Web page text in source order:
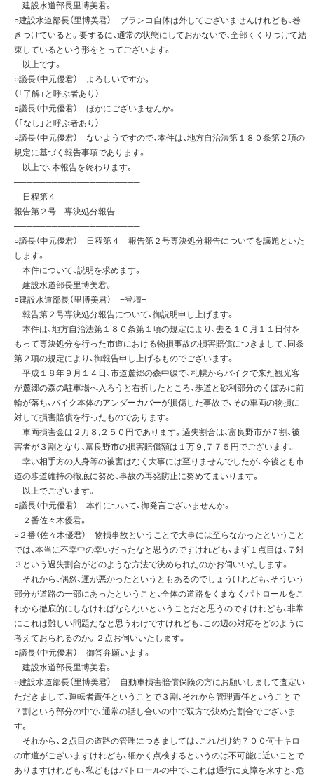
建設水道部長里博美君。
○建設水道部長（里博美君） ブランコ自体は外してございませんけれども、巻
きつけていると。要するに、通常の状態にしておかないで、全部くくりつけて結
束しているという形をとってございます。
以上です。
○議長（中元優君） よろしいですか。
（「了解」と呼ぶ者あり）
○議長（中元優君） ほかにございませんか。
（「なし」と呼ぶ者あり）
○議長（中元優君） ないようですので、本件は、地方自治法第１８０条第２項の
規定に基づく報告事項であります。
以上で、本報告を終わります。
────────────────────
日程第４
報告第２号 専決処分報告
────────────────────
○議長（中元優君） 日程第４ 報告第２号専決処分報告についてを議題といた
します。
本件について、説明を求めます。
建設水道部長里博美君。
○建設水道部長（里博美君） −登壇−
報告第２号専決処分報告について、御説明申し上げます。
本件は、地方自治法第１８０条第１項の規定により、去る１０月１１日付を
もって専決処分を行った市道における物損事故の損害賠償につきまして、同条
第２項の規定により、御報告申し上げるものでございます。
平成１８年９月１４日、市道麓郷の森中線で、札幌からバイクで来た観光客
が麓郷の森の駐車場へ入ろうと右折したところ、歩道と砂利部分のくぼみに前
輪が落ち、バイク本体のアンダーカバーが損傷した事故で、その車両の物損に
対して損害賠償を行ったものであります。
車両損害金は２万８,２５０円であります。過失割合は、富良野市が７割、被
害者が３割となり、富良野市の損害賠償額は１万９,７７５円でございます。
幸い相手方の人身等の被害はなく大事には至りませんでしたが、今後とも市
道の歩道維持の徹底に努め、事故の再発防止に努めてまいります。
以上でございます。
○議長（中元優君） 本件について、御発言ございませんか。
２番佐々木優君。
○２番（佐々木優君） 物損事故ということで大事には至らなかったということ
では、本当に不幸中の幸いだったなと思うのですけれども、まず１点目は、７対
３という過失割合がどのような方法で決められたのかお伺いいたします。
それから、偶然、運が悪かったというともあるのでしょうけれども、そういう
部分が道路の一部にあったということ、全体の道路をくまなくパトロールをこ
れから徹底的にしなければならないということだと思うのですけれども、非常
にこれは難しい問題だなと思うわけですけれども、この辺の対応をどのように
考えておられるのか。２点お伺いいたします。
○議長（中元優君） 御答弁願います。
建設水道部長里博美君。
○建設水道部長（里博美君） 自動車損害賠償保険の方にお願いしまして査定い
ただきまして、運転者責任ということで３割、それから管理責任ということで
７割という部分の中で、通常の話し合いの中で双方で決めた割合でございま
す。
それから、２点目の道路の管理につきましては、これだけ約７００何十キロ
の市道がございますけれども、細かく点検するというのは不可能に近いことで
ありますけれども、私どもはパトロールの中で、これは通行に支障を来すと、危